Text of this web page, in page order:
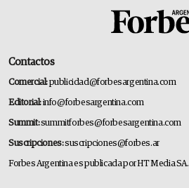
Contactos
Comercial:publicidad@forbesargentina.com
Editorial:info@forbesargentina.com
Summit:summitforbes@forbesargentina.com
Suscripciones:suscripciones@forbes.ar
Forbes Argentina es publicada por HT Media SA.